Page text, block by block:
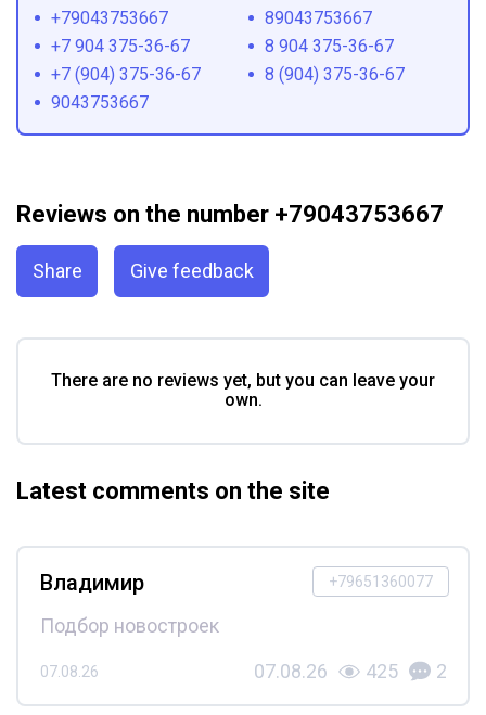
+79043753667
89043753667
+7 904 375-36-67
8 904 375-36-67
+7 (904) 375-36-67
8 (904) 375-36-67
9043753667
Reviews on the number +79043753667
Share Give feedback
There are no reviews yet, but you can leave your
own.
Latest comments on the site
+79651360077
Владимир
Подбор новостроек
07.08.26 07.08.26 425 2